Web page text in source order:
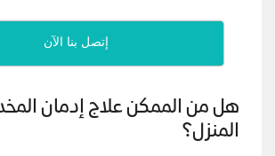
إتصل بنا الآن
هل من الممكن علاج إدمان
المنزل؟